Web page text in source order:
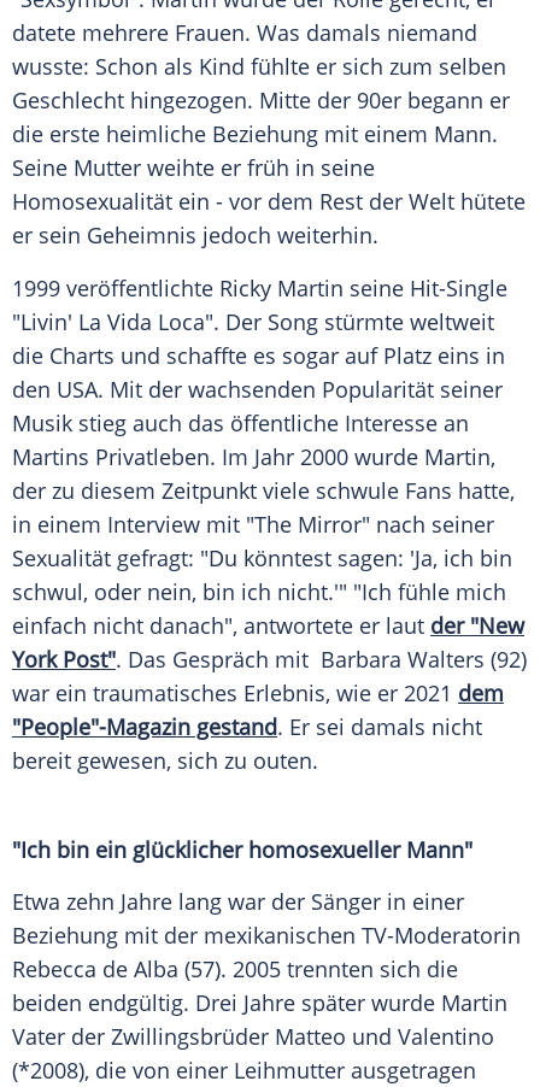
datete mehrere Frauen. Was damals niemand
wusste: Schon als Kind fühlte er sich zum selben
Geschlecht hingezogen. Mitte der 90er begann er
die erste heimliche Beziehung mit einem Mann.
Seine Mutter weihte er früh in seine
Homosexualität ein - vor dem Rest der Welt hütete
er sein Geheimnis jedoch weiterhin.
1999 veröffentlichte Ricky Martin seine Hit-Single
"Livin' La Vida Loca". Der Song stürmte weltweit
die Charts und schaffte es sogar auf Platz eins in
den USA. Mit der wachsenden Popularität seiner
Musik stieg auch das öffentliche Interesse an
Martins Privatleben. Im Jahr 2000 wurde Martin,
der zu diesem Zeitpunkt viele schwule Fans hatte,
in einem Interview mit "The Mirror" nach seiner
Sexualität gefragt: "Du könntest sagen: 'Ja, ich bin
schwul, oder nein, bin ich nicht.'" "Ich fühle mich
einfach nicht danach", antwortete er laut der "New
York Post". Das Gespräch mit Barbara Walters (92)
war ein traumatisches Erlebnis, wie er 2021 dem
"People"-Magazin gestand. Er sei damals nicht
bereit gewesen, sich zu outen.
"Ich bin ein glücklicher homosexueller Mann"
Etwa zehn Jahre lang war der Sänger in einer
Beziehung mit der mexikanischen TV-Moderatorin
Rebecca de Alba (57). 2005 trennten sich die
beiden endgültig. Drei Jahre später wurde Martin
Vater der Zwillingsbrüder Matteo und Valentino
(*2008), die von einer Leihmutter ausgetragen